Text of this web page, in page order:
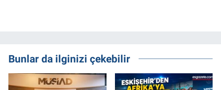
Bunlar da ilginizi çekebilir